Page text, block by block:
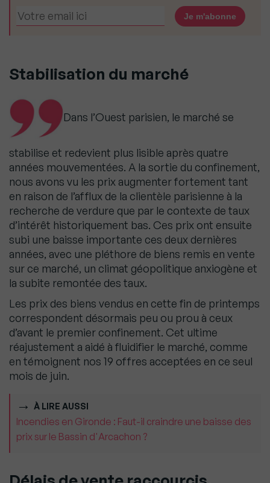
Stabilisation du marché
Dans l’Ouest parisien, le marché se
stabilise et redevient plus lisible après quatre
années mouvementées. A la sortie du confinement,
nous avons vu les prix augmenter fortement tant
en raison de l’afflux de la clientèle parisienne à la
recherche de verdure que par le contexte de taux
d’intérêt historiquement bas. Ces prix ont ensuite
subi une baisse importante ces deux dernières
années, avec une pléthore de biens remis en vente
sur ce marché, un climat géopolitique anxiogène et
la subite remontée des taux.
Les prix des biens vendus en cette fin de printemps
correspondent désormais peu ou prou à ceux
d’avant le premier confinement. Cet ultime
réajustement a aidé à fluidifier le marché, comme
en témoignent nos 19 offres acceptées en ce seul
mois de juin.
À LIRE AUSSI
Incendies en Gironde : Faut-il craindre une baisse des
prix sur le Bassin d'Arcachon ?